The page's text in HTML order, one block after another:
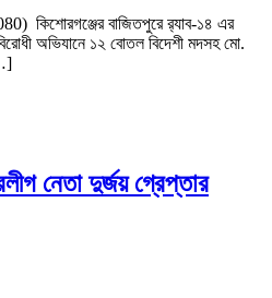
কিশোরগঞ্জের বাজিতপুরে র‌্যাব-১৪ এর
অভিযানে ১২ বোতল বিদেশী মদসহ মো.
নেতা দুর্জয় গ্রেপ্তার